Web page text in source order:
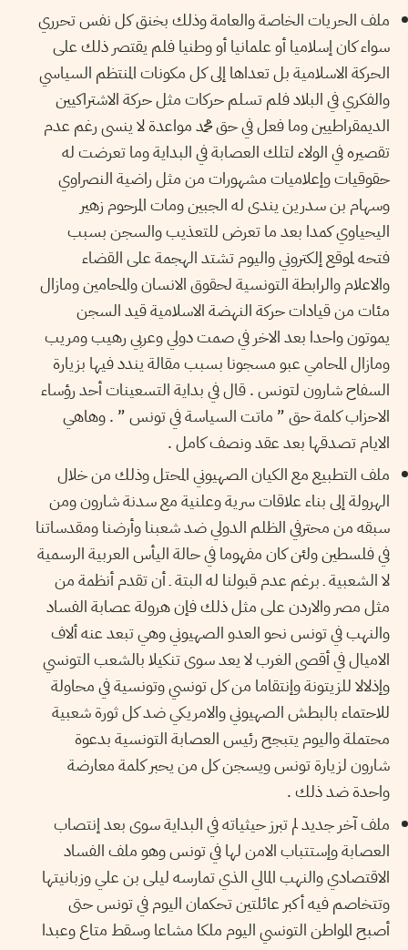
ملف الحريات الخاصة والعامة وذلك بخنق كل نفس تحرري
سواء كان إسلاميا أو علمانيا أو وطنيا فلم يقتصر ذلك على
الحركة الاسلامية بل تعداها إلى كل مكونات المنتظم السياسي
والفكري في البلاد فلم تسلم حركات مثل حركة الاشتراكيين
الديمقراطيين وما فعل في حق محمد مواعدة لا ينسى رغم عدم
تقصيره في الولاء لتلك العصابة في البداية وما تعرضت له
حقوقيات وإعلاميات مشهورات من مثل راضية النصراوي
وسهام بن سدرين يندى له الجبين ومات المرحوم زهير
اليحياوي كمدا بعد ما تعرض للتعذيب والسجن بسبب
فتحه لموقع إلكتروني واليوم تشتد الهجمة على القضاء
والاعلام والرابطة التونسية لحقوق الانسان والمحامين ومازال
مئات من قيادات حركة النهضة الاسلامية قيد السجن
يموتون واحدا بعد الاخر في صمت دولي وعربي رهيب ومريب
ومازال المحامي عبو مسجونا بسبب مقالة يندد فيها بزيارة
السفاح شارون لتونس . قال في بداية التسعينات أحد رؤساء
الاحزاب كلمة حق ” ماتت السياسة في تونس ” . وهاهي
الايام تصدقها بعد عقد ونصف كامل .
ملف التطبيع مع الكيان الصهيوني المحتل وذلك من خلال
الهرولة إلى بناء علاقات سرية وعلنية مع سدنة شارون ومن
سبقه من محترفي الظلم الدولي ضد شعبنا وأرضنا ومقدساتنا
في فلسطين ولئن كان مفهوما في حالة اليأس العربية الرسمية
لا الشعبية ـ برغم عدم قبولنا له البتة ـ أن تقدم أنظمة من
مثل مصر والاردن على مثل ذلك فإن هرولة عصابة الفساد
والنهب في تونس نحو العدو الصهيوني وهي تبعد عنه ألاف
الاميال في أقصى الغرب لا يعد سوى تنكيلا بالشعب التونسي
وإذلالا للزيتونة وإنتقاما من كل تونسي وتونسية في محاولة
للاحتماء بالبطش الصهيوني والامريكي ضد كل ثورة شعبية
محتملة واليوم يتبجح رئيس العصابة التونسية بدعوة
شارون لزيارة تونس ويسجن كل من يحبر كلمة معارضة
واحدة ضد ذلك .
ملف آخر جديد لم تبرز حيثياته في البداية سوى بعد إنتصاب
العصابة وإستتباب الامن لها في تونس وهو ملف الفساد
الاقتصادي والنهب المالي الذي تمارسه ليلى بن علي وزبانيتها
وتتخاصم فيه أكبر عائلتين تحكمان اليوم في تونس حتى
أصبح المواطن التونسي اليوم ملكا مشاعا وسقط متاع وعبدا